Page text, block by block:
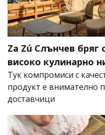
Za Zú Слънчев
високо кулинарно
Тук компромиси с
продукт е внимателно
доставчици